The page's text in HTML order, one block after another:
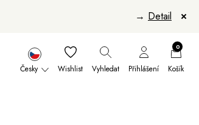
→ Detail
Česky Wishlist Vyhledat Přihlášení
0
Košík